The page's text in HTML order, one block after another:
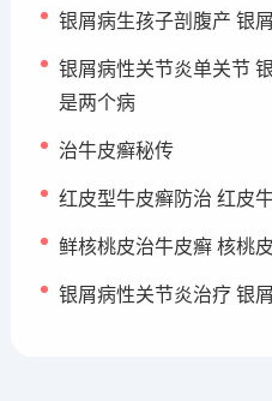
银屑病生孩子剖腹产 银
银屑病性关节炎单关节
是两个病
治牛皮癣秘传
红皮型牛皮癣防治 红皮
鲜核桃皮治牛皮癣 核桃
银屑病性关节炎治疗 银